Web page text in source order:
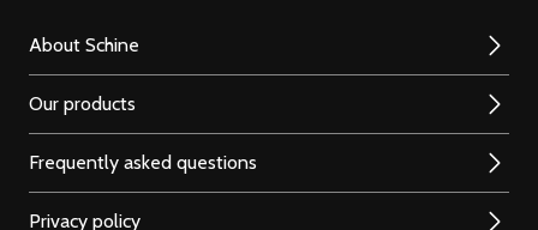
About Schine
Our products
Frequently asked questions
Privacy policy